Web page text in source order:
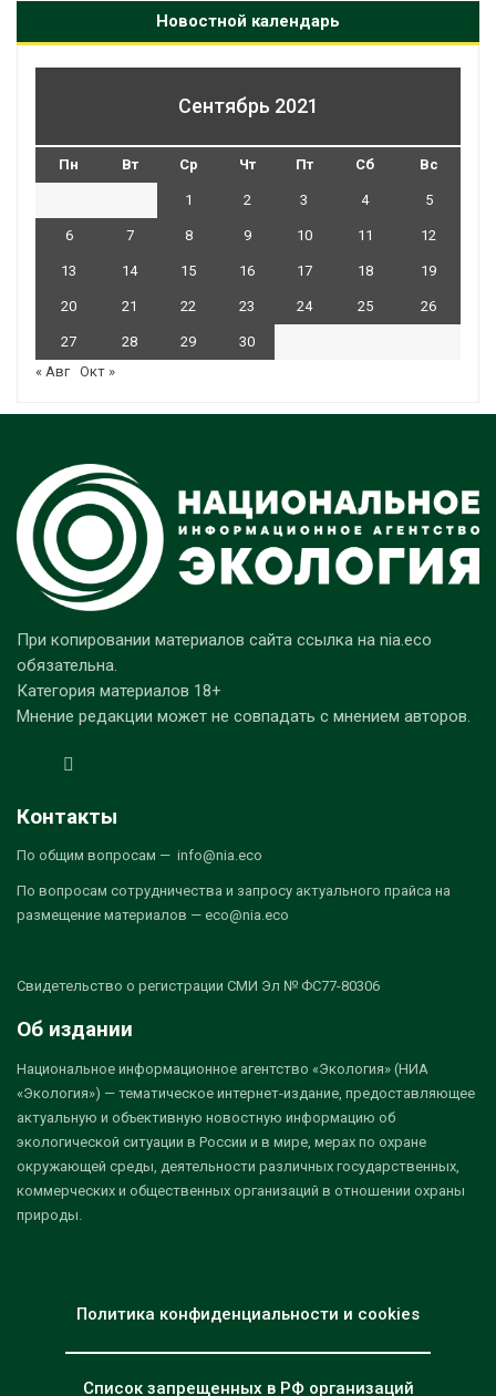
Новостной календарь
Сентябрь 2021
Пн Вт Ср Чт Пт Сб Вс
1 2 3 4 5
6 7 8 9 10 11 12
13 14 15 16 17 18 19
20 21 22 23 24 25 26
27 28 29
30
« Авг Окт »
При копировании материалов сайта ссылка на nia.eco
обязательна.
Категория материалов 18+
Мнение редакции может не совпадать с мнением авторов.
Контакты
По общим вопросам — info@nia.eco
По вопросам сотрудничества и запросу актуального прайса на
размещение материалов — eco@nia.eco
Свидетельство о регистрации СМИ Эл № ФС77-80306
Об издании
Национальное информационное агентство «Экология» (НИА
«Экология») — тематическое интернет-издание, предоставляющее
актуальную и объективную новостную информацию об
экологической ситуации в России и в мире, мерах по охране
окружающей среды, деятельности различных государственных,
коммерческих и общественных организаций в отношении охраны
природы.
Политика конфиденциальности и cookies
Список запрещенных в РФ организаций